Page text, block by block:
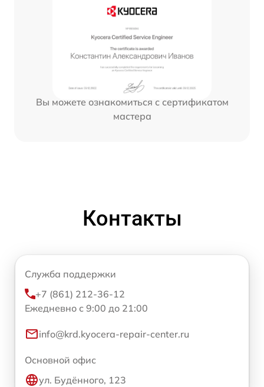
Вы можете ознакомиться с сертификатом
мастера
Контакты
Служба поддержки
+7 (861) 212-36-12
Ежедневно с 9:00 до 21:00
info@krd.kyocera-repair-center.ru
Основной офис
ул. Будённого, 123